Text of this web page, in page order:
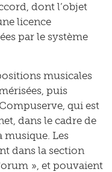
dont l’objet
licence
par le système
musicales
puis
qui est
dans le cadre de
musique. Les
dans la section
», et pouvaient